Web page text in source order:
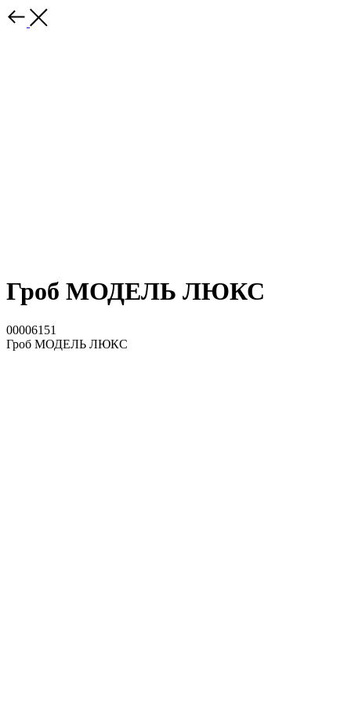
Гроб МОДЕЛЬ ЛЮКС
00006151
Гроб МОДЕЛЬ ЛЮКС